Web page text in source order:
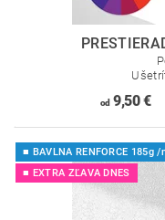
od9,50 €
■ BAVLNA RENFORCE 185g /
■ EXTRA ZĽAVA DNES